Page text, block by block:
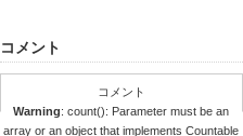
コメント
コメント
Warning: count(): Parameter must be an
array or an object that implements Countable